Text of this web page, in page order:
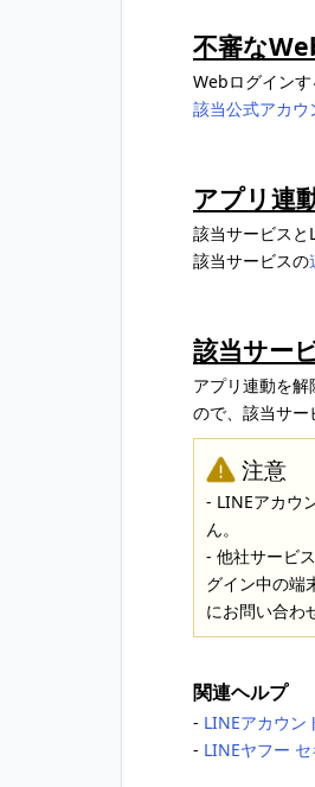
不審な
Webログインす
該当公式アカウ
アプリ連
該当サービスと
該当サービスの
該当サー
アプリ連動を
ので、該当サー
注意
- LINEアカウ
ん。
- 他社サービ
グイン中の端
にお問い合わ
関連ヘルプ
‐ LINEアカウン
‐ LINEヤフー